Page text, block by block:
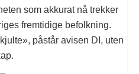
som akkurat nå trekker
fremtidige befolkning.
påstår avisen DI, uten